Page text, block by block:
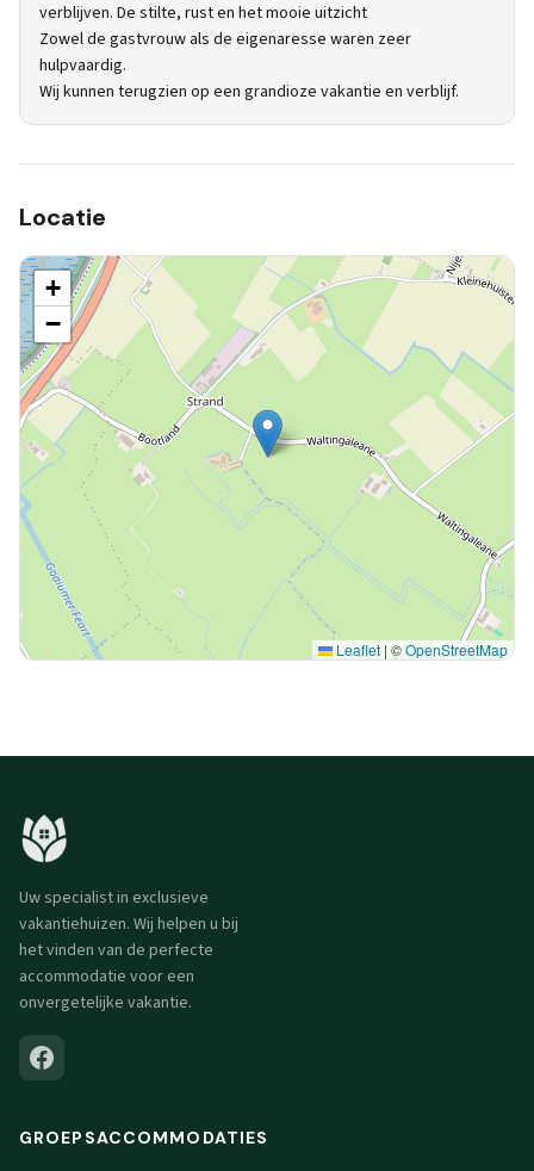
verblijven. De stilte, rust en het mooie uitzicht
Zowel de gastvrouw als de eigenaresse waren zeer
hulpvaardig.
Wij kunnen terugzien op een grandioze vakantie en verblijf.
Locatie
+
−
Leaflet | ©OpenStreetMap
Uw specialist in exclusieve
vakantiehuizen. Wij helpen u bij
het vinden van de perfecte
accommodatie voor een
onvergetelijke vakantie.
GROEPSACCOMMODATIES